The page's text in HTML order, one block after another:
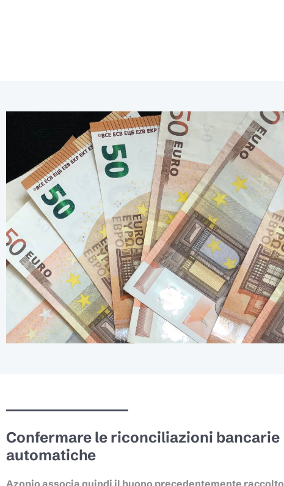
Confermare le riconciliazioni bancarie
automatiche
Azopio associa quindi il buono precedentemente raccolto